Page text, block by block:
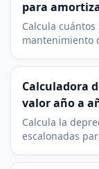
para
Calcula
mantenimiento
Calculadora
valor año a
Calcula la
escalonadas